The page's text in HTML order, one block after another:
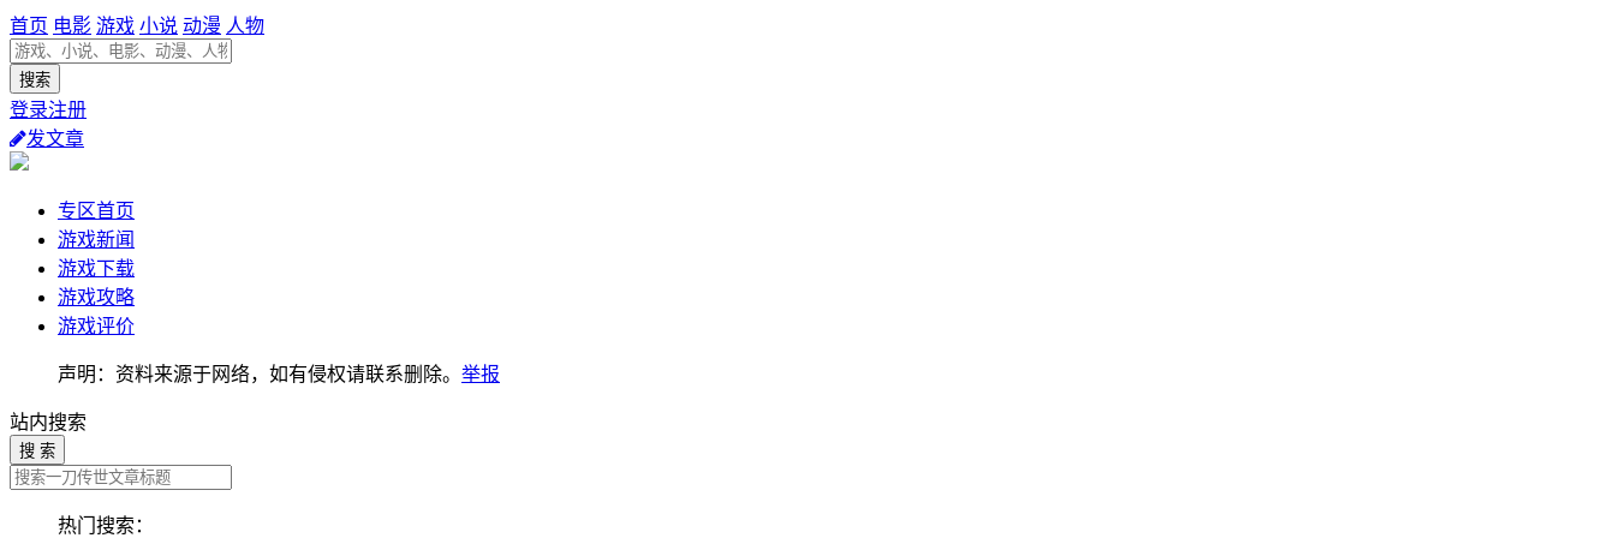
首页 电影 游戏 小说 动漫 人物
登录注册
发文章
专区首页
游戏新闻
游戏下载
游戏攻略
游戏评价
声明：资料来源于网络，如有侵权请联系删除。 举报
站内搜索
搜 索
热门搜索：